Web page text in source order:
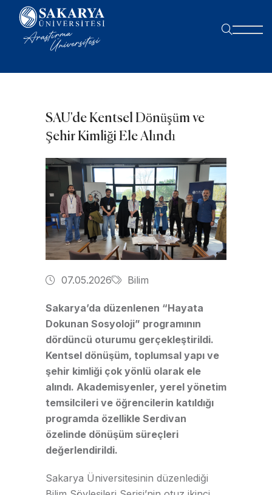
SAU'de Kentsel Dönüşüm ve
Şehir Kimliği Ele Alındı
07.05.2026 Bilim
Sakarya’da düzenlenen “Hayata
Dokunan Sosyoloji” programının
dördüncü oturumu gerçekleştirildi.
Kentsel dönüşüm, toplumsal yapı ve
şehir kimliği çok yönlü olarak ele
alındı. Akademisyenler, yerel yönetim
temsilcileri ve öğrencilerin katıldığı
programda özellikle Serdivan
özelinde dönüşüm süreçleri
değerlendirildi.
Sakarya Üniversitesinin düzenlediği